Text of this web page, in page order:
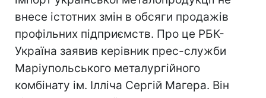
внесе істотних змін в обсяги продажів
профільних підприємств. Про це РБК-
Україна заявив керівник прес-служби
Маріупольського металургійного
комбінату ім. Ілліча Сергій Магера. Він